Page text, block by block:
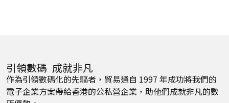
引領數碼 成就非凡
作為引領數碼化的先驅者，貿易通自 1997 年成功將我們的
電子企業方案帶給香港的公私營企業，助他們成就非凡的數